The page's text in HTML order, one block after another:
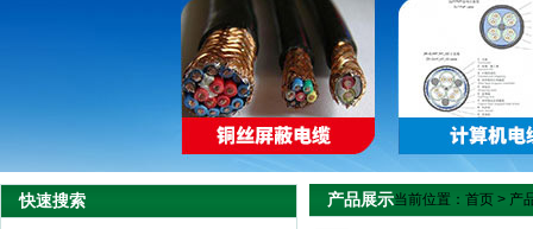
快速搜索 产品展示当前位置： 首页 > 产